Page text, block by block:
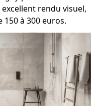
rendu visuel,
à 300 euros.